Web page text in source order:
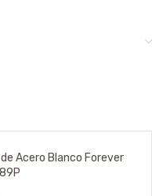
de Acero Blanco Forever